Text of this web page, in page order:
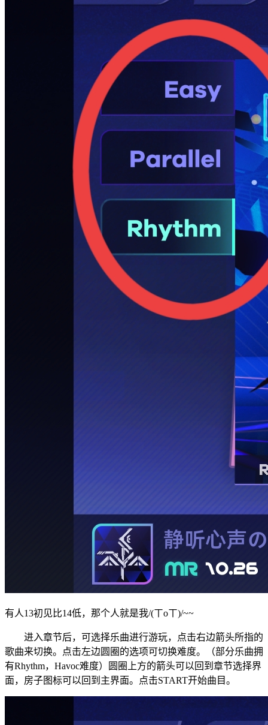
有人13初见比14低，那个人就是我/(ㄒoㄒ)/~~
进入章节后，可选择乐曲进行游玩，点击右边箭头所指的
歌曲来切换。点击左边圆圈的选项可切换难度。（部分乐曲拥
有Rhythm，Havoc难度）圆圈上方的箭头可以回到章节选择界
面，房子图标可以回到主界面。点击START开始曲目。